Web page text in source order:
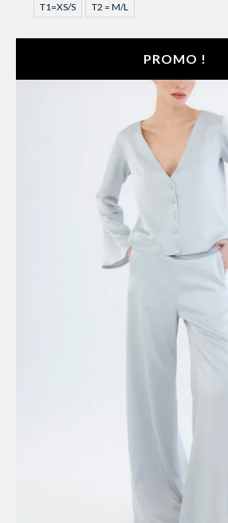
T1=XS/S T2 = M/L
PROMO !